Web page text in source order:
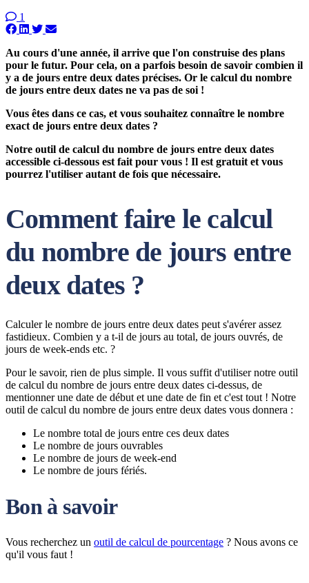
1
Au cours d'une année, il arrive que l'on construise des plans
pour le futur. Pour cela, on a parfois besoin de savoir combien il
y a de jours entre deux dates précises. Or le calcul du nombre
de jours entre deux dates ne va pas de soi !
Vous êtes dans ce cas, et vous souhaitez connaître le nombre
exact de jours entre deux dates ?
Notre outil de calcul du nombre de jours entre deux dates
accessible ci-dessous est fait pour vous ! Il est gratuit et vous
pourrez l'utiliser autant de fois que nécessaire.
Comment faire le calcul
du nombre de jours entre
deux dates ?
Calculer le nombre de jours entre deux dates peut s'avérer assez
fastidieux. Combien y a t-il de jours au total, de jours ouvrés, de
jours de week-ends etc. ?
Pour le savoir, rien de plus simple. Il vous suffit d'utiliser notre outil
de calcul du nombre de jours entre deux dates ci-dessus, de
mentionner une date de début et une date de fin et c'est tout ! Notre
outil de calcul du nombre de jours entre deux dates vous donnera :
Le nombre total de jours entre ces deux dates
Le nombre de jours ouvrables
Le nombre de jours de week-end
Le nombre de jours fériés.
Bon à savoir
Vous recherchez un outil de calcul de pourcentage ? Nous avons ce
qu'il vous faut !